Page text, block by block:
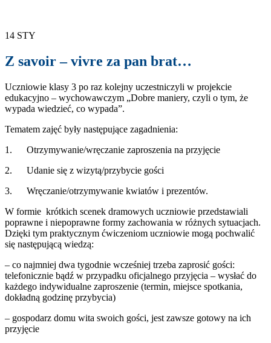
14 STY
Z savoir – vivre za pan brat…
Uczniowie klasy 3 po raz kolejny uczestniczyli w projekcie
edukacyjno – wychowawczym „Dobre maniery, czyli o tym, że
wypada wiedzieć, co wypada”.
Tematem zajęć były następujące zagadnienia:
1. Otrzymywanie/wręczanie zaproszenia na przyjęcie
2. Udanie się z wizytą/przybycie gości
3. Wręczanie/otrzymywanie kwiatów i prezentów.
W formie krótkich scenek dramowych uczniowie przedstawiali
poprawne i niepoprawne formy zachowania w różnych sytuacjach.
Dzięki tym praktycznym ćwiczeniom uczniowie mogą pochwalić
się następującą wiedzą:
– co najmniej dwa tygodnie wcześniej trzeba zaprosić gości:
telefonicznie bądź w przypadku oficjalnego przyjęcia – wysłać do
każdego indywidualne zaproszenie (termin, miejsce spotkania,
dokładną godzinę przybycia)
– gospodarz domu wita swoich gości, jest zawsze gotowy na ich
przyjęcie